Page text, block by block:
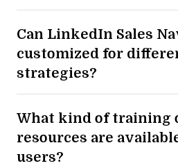
Can LinkedIn Sales
customized for
strategies?
What kind of training
resources are
users?